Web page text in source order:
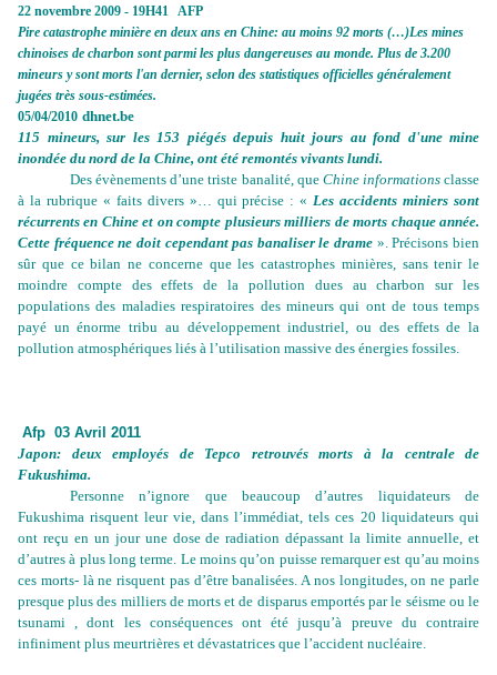
22 novembre 2009 - 19H41 AFP
Pire catastrophe minière en deux ans en Chine: au moins 92 morts (…)Les mines
chinoises de charbon sont parmi les plus dangereuses au monde. Plus de 3.200
mineurs y sont morts l'an dernier, selon des statistiques officielles généralement
jugées très sous-estimées.
05/04/2010 dhnet.be
115 mineurs, sur les 153 piégés depuis huit jours au fond d'une mine
inondée du nord de la Chine, ont été remontés vivants lundi.
Des évènements d’une triste banalité, que Chine informationsclasse
à la rubrique « faits divers »… qui précise : «Les accidents miniers sont
récurrents en Chine et on compte plusieurs milliers de morts chaque année.
Cette fréquence ne doit cependant pas banaliser le drame ». Précisons bien
sûr que ce bilan ne concerne que les catastrophes minières, sans tenir le
moindre compte des effets de la pollution dues au charbon sur les
populations des maladies respiratoires des mineurs qui ont de tous temps
payé un énorme tribu au développement industriel, ou des effets de la
pollution atmosphériques liés à l’utilisation massive des énergies fossiles.
Afp 03 Avril 2011
Japon: deux employés de Tepco retrouvés morts à la centrale de
Fukushima.
Personne n’ignore que beaucoup d’autres liquidateurs de
Fukushima risquent leur vie, dans l’immédiat, tels ces 20 liquidateurs qui
ont reçu en un jour une dose de radiation dépassant la limite annuelle, et
d’autres à plus long terme. Le moins qu’on puisse remarquer est qu’au moins
ces morts- là ne risquent pas d’être banalisées. A nos longitudes, on ne parle
presque plus des milliers de morts et de disparus emportés par le séisme ou le
tsunami , dont les conséquences ont été jusqu’à preuve du contraire
infiniment plus meurtrières et dévastatrices que l’accident nucléaire.